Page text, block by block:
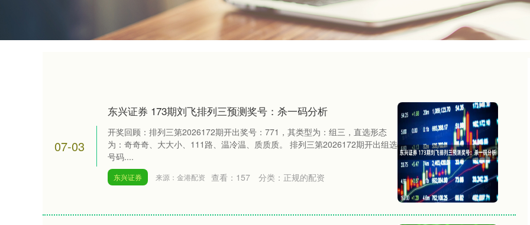
07-03
东兴证券 173期刘飞排列三预测奖号：杀一码分析
开奖回顾：排列三第2026172期开出奖号：771，其类型为：组三，直选形态
为：奇奇奇、大大小、111路、温冷温、质质质。 排列三第2026172期开出组选
号码....
东兴证券 来源：金港配资 查看： 157 分类： 正规的配资